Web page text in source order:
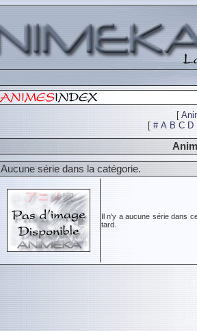
[
[ # A B C D
Aucune série dans la catégorie.
Il n'y a aucune série dans
tard.